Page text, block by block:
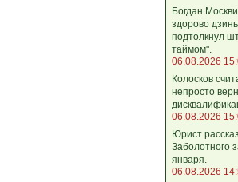
Богдан
здорово
подтолкнул
таймом".
06.08.2026
Колосков
непросто
06.08.2026
Юрист
Заболотного
января.
06.08.2026